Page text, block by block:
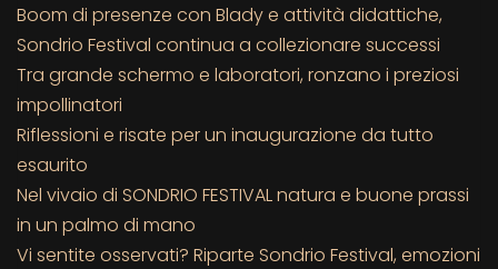
Boom di presenze con Blady e attività didattiche,
Sondrio Festival continua a collezionare successi
Tra grande schermo e laboratori, ronzano i preziosi
impollinatori
Riflessioni e risate per un inaugurazione da tutto
esaurito
Nel vivaio di SONDRIO FESTIVAL natura e buone prassi
in un palmo di mano
Vi sentite osservati? Riparte Sondrio Festival, emozioni